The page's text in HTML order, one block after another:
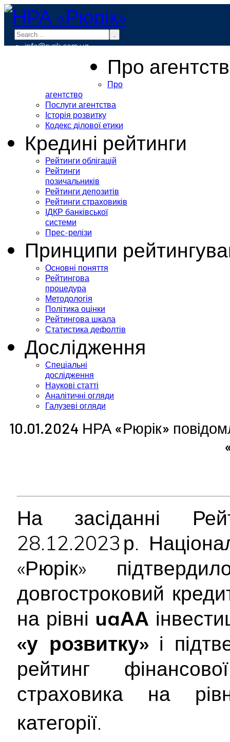
.
info@rurik.com.ua
Про
Про
агентство
Послуги агентства
Історія розвитку
Кодекс ділової етики
Кредині рейтинги
Рейтинги облігацій
Рейтинги
позичальників
Рейтинги депозитів
Рейтинги страховиків
ІДКР банківської
системи
Прес-релізи
Принципи
Основні поняття
Рейтингова
процедура
Методологія
Політика оцінки
Рейтингова шкала
Статистика дефолтів
Дослідження
Спеціальні
дослідження
Наукові статті
Аналітичні огляди
Галузеві огляди
10.01.2024 НРА «Рюрік»
На засіданні
28.12.2023 р.
«Рюрік»
довгостроковий
на рівні uaАА
«у розвитку»і
рейтинг
страховика на
категорії.